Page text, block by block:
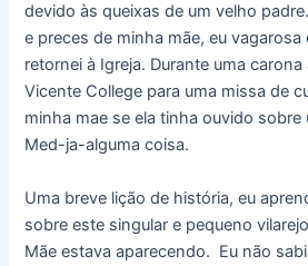
devido às queixas de um velho
e preces de minha mãe, eu
retornei à Igreja. Durante uma
Vicente College para uma missa de
minha mae se ela tinha ouvido sobre
Med-ja-alguma coisa.
Uma breve lição de história, eu
sobre este singular e pequeno
Mãe estava aparecendo. Eu não